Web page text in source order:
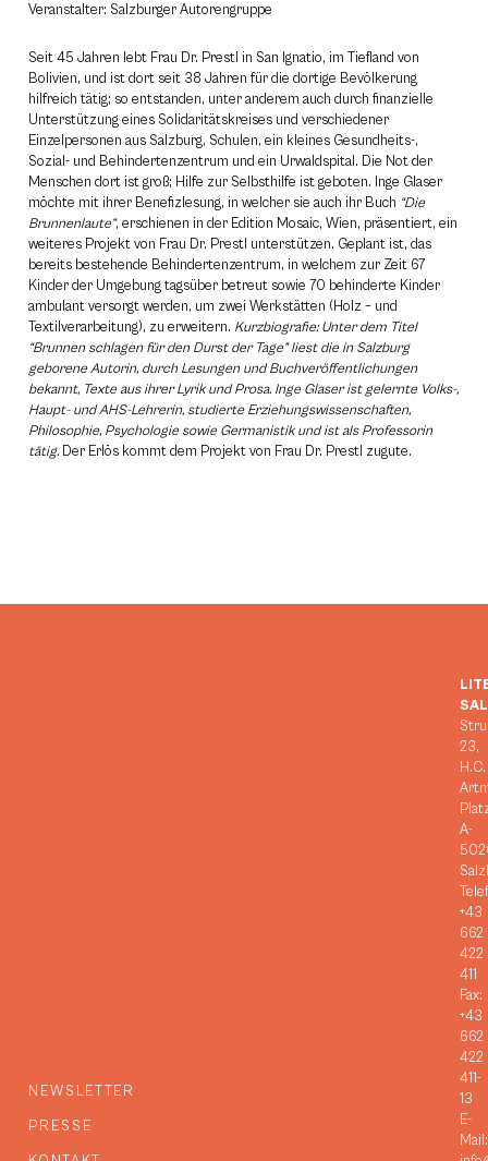
Veranstalter: Salzburger Autorengruppe
Seit 45 Jahren lebt Frau Dr. Prestl in San Ignatio, im Tiefland von
Bolivien, und ist dort seit 38 Jahren für die dortige Bevölkerung
hilfreich tätig; so entstanden, unter anderem auch durch finanzielle
Unterstützung eines Solidaritätskreises und verschiedener
Einzelpersonen aus Salzburg, Schulen, ein kleines Gesundheits-,
Sozial- und Behindertenzentrum und ein Urwaldspital. Die Not der
Menschen dort ist groß; Hilfe zur Selbsthilfe ist geboten. Inge Glaser
möchte mit ihrer Benefizlesung, in welcher sie auch ihr Buch “Die
Brunnenlaute”, erschienen in der Edition Mosaic, Wien, präsentiert, ein
weiteres Projekt von Frau Dr. Prestl unterstützen. Geplant ist, das
bereits bestehende Behindertenzentrum, in welchem zur Zeit 67
Kinder der Umgebung tagsüber betreut sowie 70 behinderte Kinder
ambulant versorgt werden, um zwei Werkstätten (Holz – und
Textilverarbeitung), zu erweitern. Kurzbiografie: Unter dem Titel
“Brunnen schlagen für den Durst der Tage” liest die in Salzburg
geborene Autorin, durch Lesungen und Buchveröffentlichungen
bekannt, Texte aus ihrer Lyrik und Prosa. Inge Glaser ist gelernte Volks-,
Haupt- und AHS-Lehrerin, studierte Erziehungswissenschaften,
Philosophie, Psychologie sowie Germanistik und ist als Professorin
tätig. Der Erlös kommt dem Projekt von Frau Dr. Prestl zugute.
NEWSLETTER
PRESSE
23,
H.C.
A-
+43
662
422
411
Fax:
+43
662
422
411-
13
E-
Mail: